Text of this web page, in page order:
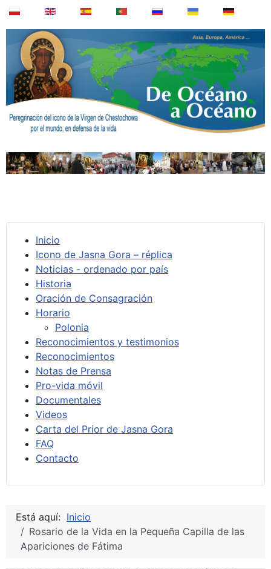
Inicio
Icono de Jasna Gora – réplica
Noticias - ordenado por país
Historia
Oración de Consagración
Horario
Polonia
Reconocimientos y testimonios
Reconocimientos
Notas de Prensa
Pro-vida móvil
Documentales
Videos
Carta del Prior de Jasna Gora
FAQ
Contacto
Está aquí: Inicio
Rosario de la Vida en la Pequeña Capilla de las
Apariciones de Fátima